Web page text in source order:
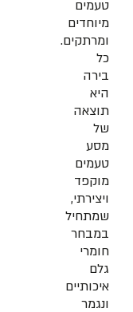
טעמים
מיוחדים
ומרתקים.
כל
בירה
היא
תוצאה
של
מסע
טעמים
מוקפד
ויצירתי,
שמתחיל
במבחר
חומרי
גלם
איכותיים
ונגמר